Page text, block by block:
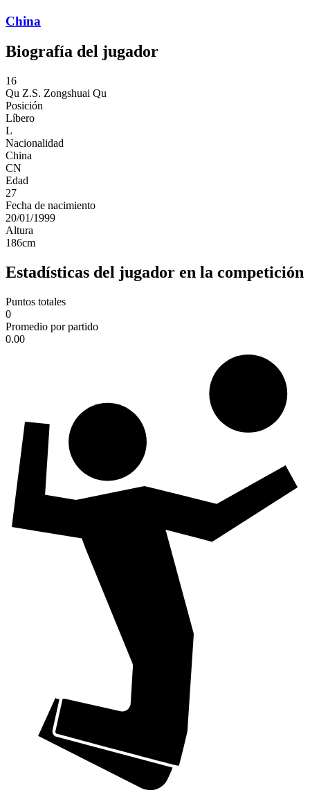
China
Biografía del jugador
16
Qu Z.S. Zongshuai Qu
Posición
Líbero
L
Nacionalidad
China
CN
Edad
27
Fecha de nacimiento
20/01/1999
Altura
186cm
Estadísticas del jugador en la competición
Puntos totales
0
Promedio por partido
0.00